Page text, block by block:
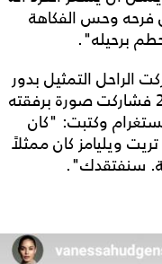
فرحه وحس الفكاهة
برحيله".
الراحل التمثيل بدور
ابنته في فيلم Second Act عام 2018 فشاركت صورة برفقته
وكتبت: "كان
ويليامز كان ممثلاً
سنفتقدك".